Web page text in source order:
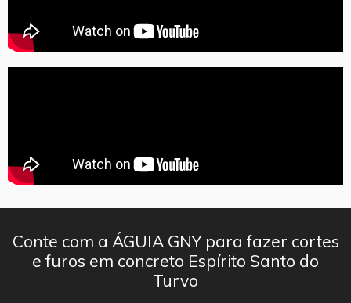
Conte com a ÁGUIA GNY para fazer cortes
e furos em concreto Espírito Santo do
Turvo